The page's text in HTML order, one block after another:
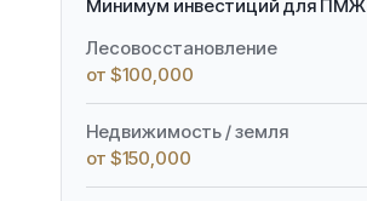
Минимум инвестиций для ПМЖ
Лесовосстановление
от $100,000
Недвижимость / земля
от $150,000